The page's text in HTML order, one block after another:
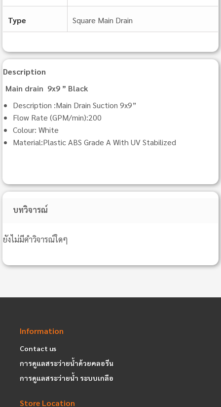
Type Square Main Drain
Description
Main drain 9x9 ” Black
Description :Main Drain Suction 9x9”
Flow Rate (GPM/min):200
Colour: White
Material:Plastic ABS Grade A With UV Stabilized
บทวิจารณ์
ยังไม่มีคำวิจารณ์ใดๆ
Information
Contact us
การดูแลสระว่ายน้ำด้วยคลอรีน
การดูแลสระว่ายน้ำ ระบบเกลือ
Store Location